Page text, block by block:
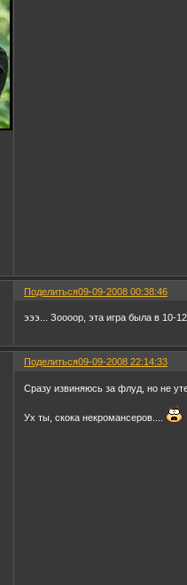
Поделиться09-09-2008 00:38:46
эээ... Зоооор, эта игра была в 10-
Поделиться09-09-2008 22:14:33
Сразу извиняюсь за флуд, но не
Ух ты, скока некромансеров....